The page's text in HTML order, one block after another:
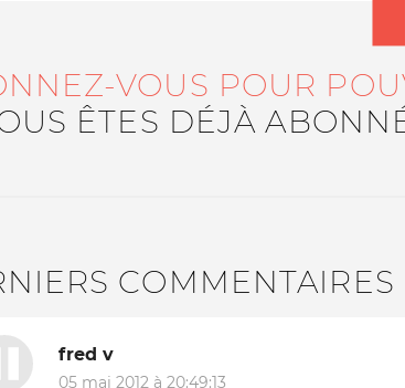
VOUS POUR
ÊTES DÉJÀ
COMMENTAIRES
fred v
05 mai 2012 à 20:49:13